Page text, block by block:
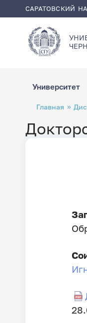
САРАТОВСКИЙ
Университет
Строка
навигации
Главная